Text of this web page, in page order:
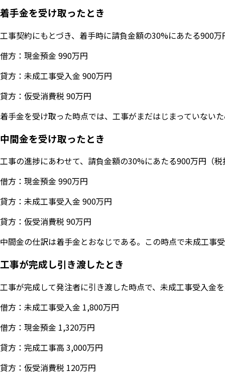
着手金を受け取ったとき
工事契約にもとづき、着手時に請負金額の30%にあたる900
借方：現金預金 990万円
貸方：未成工事受入金 900万円
貸方：仮受消費税 90万円
着手金を受け取った時点では、工事がまだはじまっていない
中間金を受け取ったとき
工事の進捗にあわせて、請負金額の30%にあたる900万円（
借方：現金預金 990万円
貸方：未成工事受入金 900万円
貸方：仮受消費税 90万円
中間金の仕訳は着手金とおなじである。この時点で未成工事
工事が完成し引き渡したとき
工事が完成して発注者に引き渡した時点で、未成工事受入金
借方：未成工事受入金 1,800万円
借方：現金預金 1,320万円
貸方：完成工事高 3,000万円
貸方：仮受消費税 120万円